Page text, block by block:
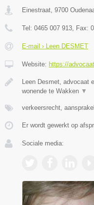
Einestraat 9700
Tel: 0465 007 913 , Fax:
E-mail › Leen DESMET
Website: https://
Leen Desmet, advocaat
wonende te Wakken ▼
verkeersrecht,
Er wordt gewerkt op
Sociale media: